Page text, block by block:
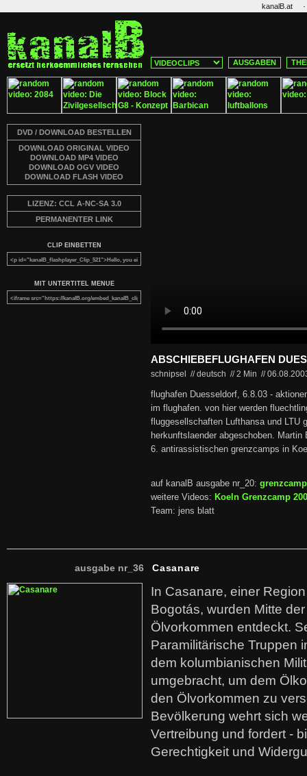
kanalB.at ·
AUSGABEN
DVD / DOWNLOAD BESTELLEN
DOWNLOAD ORIGINAL VIDEO
DOWNLOAD MP4 VIDEO
DOWNLOAD OGV VIDEO
DOWNLOAD FLASH VIDEO
LIZENZ: CCL A-NC-SA 3.0
PERMANENTER LINK
CLIP EINBETTEN
MIT UNTERTITEL MENUE
ABSCHIEBEFLUGHAFEN
schnipsel // deutsch //2 Min //
flughafen Duesseldorf, 6.8.03 -
im flughafen. von hier werden
fluggesellschaften Lufthansa und LTU
herkunftslaender abgeschoben.
6. antirassistischen grenzcamps in
auf kanalB ausgabe nr_20:
weitere Videos: Koeln Grenzcamp
Team: jens blatt
ausgabe nr_36 Casanare
In Casanare, einer
Bogotás, wurden Mitte
Ölvorkommen entdeckt.
Paramilitärische Truppen
dem kolumbianischen
umgebracht, um dem
den Ölvorkommen zu
Bevölkerung wehrt sich
Vertreibung und fordert -
Gerechtigkeit und